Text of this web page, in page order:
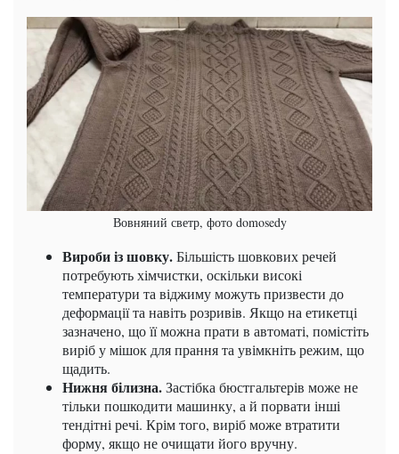
Вовняний светр, фото domosedy
Вироби із шовку.Більшість шовкових речей
потребують хімчистки, оскільки високі
температури та віджиму можуть призвести до
деформації та навіть розривів. Якщо на етикетці
зазначено, що її можна прати в автоматі, помістіть
виріб у мішок для прання та увімкніть режим, що
щадить.
Нижня білизна.Застібка бюстгальтерів може не
тільки пошкодити машинку, а й порвати інші
тендітні речі. Крім того, виріб може втратити
форму, якщо не очищати його вручну.